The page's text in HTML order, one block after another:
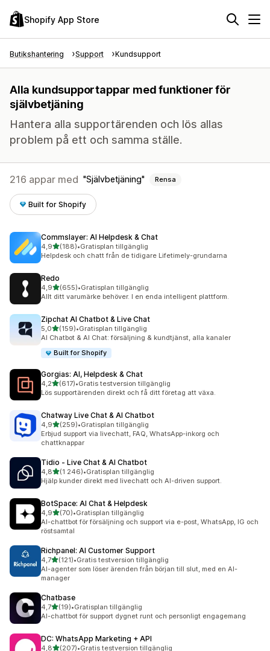
Shopify App Store
Butikshantering Support Kundsupport
Alla kundsupportappar med funktioner för
självbetjäning
Hantera alla supportärenden och lös allas
problem på ett och samma ställe.
216 appar med Självbetjäning Rensa
Built for Shopify
Commslayer: AI Helpdesk & Chat
4,9av 5 stjärnor
(188)
188 recensioner totalt
•Gratisplan tillgänglig
Helpdesk och chatt från de tidigare Lifetimely-grundarna
Redo
4,9av 5 stjärnor
(655)
655 recensioner totalt
•Gratisplan tillgänglig
Allt ditt varumärke behöver. I en enda intelligent plattform.
Zipchat AI Chatbot & Live Chat
5,0av 5 stjärnor
(159)
159 recensioner totalt
•Gratisplan tillgänglig
AI Chatbot & AI Chat: försäljning & kundtjänst, alla kanaler
Built for Shopify
Gorgias: AI, Helpdesk & Chat
4,2av 5 stjärnor
(617)
617 recensioner totalt
•Gratis testversion tillgänglig
Lös supportärenden direkt och få ditt företag att växa.
Chatway Live Chat & AI Chatbot
4,9av 5 stjärnor
(259)
259 recensioner totalt
•Gratisplan tillgänglig
Erbjud support via livechatt, FAQ, WhatsApp-inkorg och
chattknappar
Tidio ‑ Live Chat & AI Chatbot
4,8av 5 stjärnor
(1 246)
1246 recensioner totalt
•Gratisplan tillgänglig
Hjälp kunder direkt med livechatt och AI-driven support.
BotSpace: AI Chat & Helpdesk
4,9av 5 stjärnor
(70)
70 recensioner totalt
•Gratisplan tillgänglig
AI-chattbot för försäljning och support via e-post, WhatsApp, IG och
röstsamtal
Richpanel: AI Customer Support
4,7av 5 stjärnor
(121)
121 recensioner totalt
•Gratis testversion tillgänglig
AI-agenter som löser ärenden från början till slut, med en AI-
manager
Chatbase
4,7av 5 stjärnor
(19)
19 recensioner totalt
•Gratisplan tillgänglig
AI-chattbot för support dygnet runt och personligt engagemang
DC: WhatsApp Marketing + API
4,8av 5 stjärnor
(207)•Gratis testversion tillgänglig